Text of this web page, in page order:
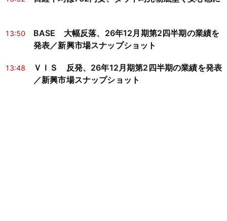
13:50
BASE 大幅反落、26年12月期第2四半期の業績を
発表／新興市場スナップショット
13:48
ＶＩＳ 反発、26年12月期第2四半期の業績を発表
／新興市場スナップショット